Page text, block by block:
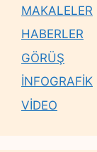
MAKALELER
HABERLER
GÖRÜŞ
İNFOGRAFİK
VİDEO